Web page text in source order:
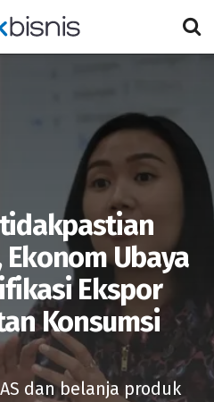
Ekonom Ubaya
Ekspor
Konsumsi
dan belanja produk